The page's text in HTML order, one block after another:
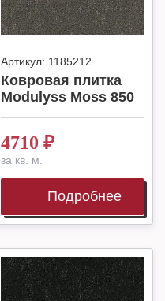
Артикул: 1185212
Ковровая плитка
Modulyss Moss 850
4710 ₽
за кв. м.
Подробнее